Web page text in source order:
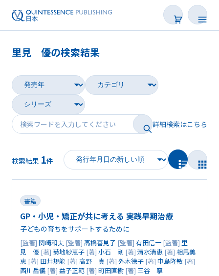
雑誌
映像
電子BOOK
著者一覧
里見 優の検索結果
詳細検索はこちら
検索結果 1件
書籍
GP・小児・矯正が共に考える 実践早期治療
子どもの育ちをサポートするために
[監著] 関崎和夫 [監著] 高橋喜見子 [監著] 有田信一 [監著] 里
見 優 [著] 菊地紗恵子 [著] 小石 剛 [著] 清水清恵 [著] 相馬美
恵 [著] 田井規能 [著] 高野 真 [著] 外木徳子 [著] 中島隆敏 [著]
西川岳儀 [著] 益子正範 [著] 町田直樹 [著] 三谷 寧